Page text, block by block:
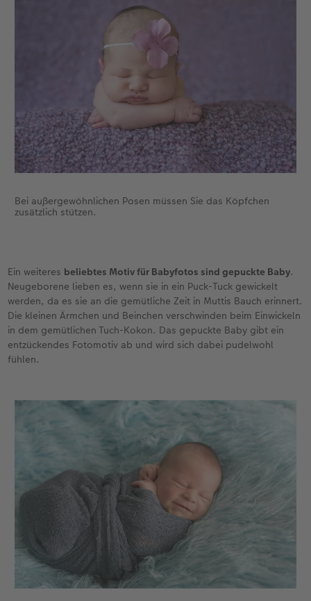
Bei außergewöhnlichen Posen müssen Sie das Köpfchen
zusätzlich stützen.
Ein weiteres beliebtes Motiv für Babyfotos sind gepuckte Baby.
Neugeborene lieben es, wenn sie in ein Puck-Tuck gewickelt
werden, da es sie an die gemütliche Zeit in Muttis Bauch erinnert.
Die kleinen Ärmchen und Beinchen verschwinden beim Einwickeln
in dem gemütlichen Tuch-Kokon. Das gepuckte Baby gibt ein
entzückendes Fotomotiv ab und wird sich dabei pudelwohl
fühlen.